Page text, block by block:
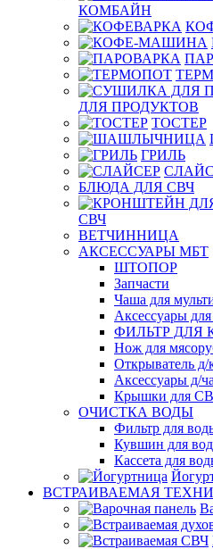
КОМБАЙН
ДЛЯ ПРОДУКТОВ
ТОСТЕР
ГРИЛЬ
БЛЮДА ДЛЯ СВЧ
СВЧ
ВЕТЧИННИЦА
АКСЕССУАРЫ МБТ
ШТОПОР
Запчасти
Чаша для
Аксессуары
ФИЛЬТР ДЛЯ
Нож для
Открыватель
Аксессуары д/
Крышки для
ОЧИСТКА ВОДЫ
Фильтр для
Кувшин для
Кассета для
ВСТРАИВАЕМАЯ